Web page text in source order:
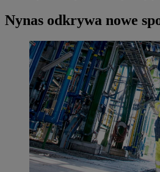
Nynas odkrywa nowe